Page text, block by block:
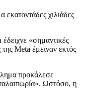
χιλιάδες
«σημαντικές
Meta έμειναν εκτός
προκάλεσε
Ωστόσο, η